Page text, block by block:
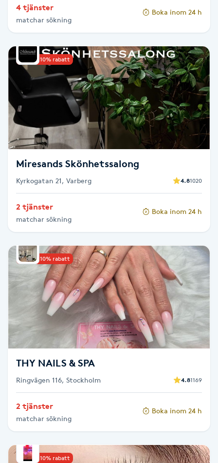
Spraytan
Sugaring
Svensk massage
Svettbehandling
T
Tuina-massage
Taktil massage
Tandblekning
Tatuering
Tatueringsborttagning
Terapi
Thaimassage
Toning
Torr hårbotten
Torrborstning
Triggerpunktsmassage
4 tjänster
matchar sökning
Boka inom 24 h
Upp till 10% rabatt
Miresands Skönhetssalong
Kyrkogatan 21, Varberg 4.81020
2 tjänster
matchar sökning
Boka inom 24 h
Upp till 10% rabatt
THY NAILS & SPA
Ringvägen 116, Stockholm 4.81169
2 tjänster
matchar sökning
Boka inom 24 h
Upp till 10% rabatt